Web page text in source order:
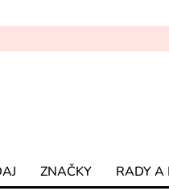
ZNAČKY RADY A